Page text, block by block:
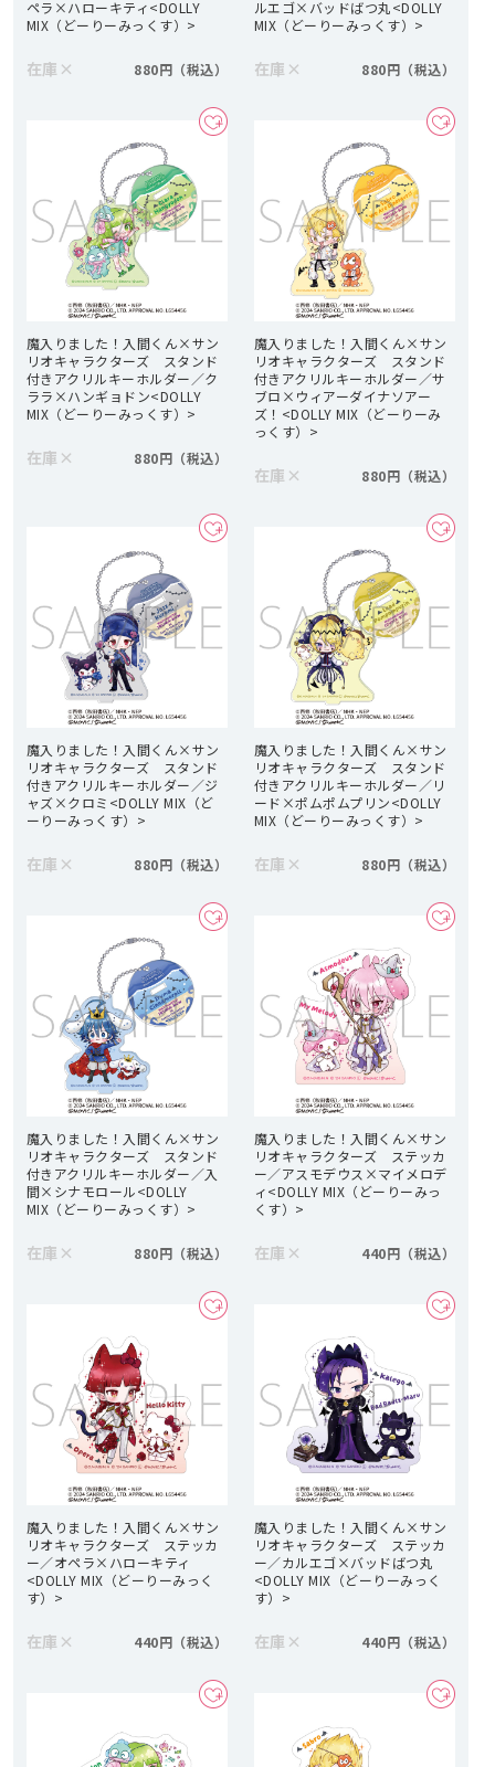
ペラ×ハローキティ<DOLLY
MIX（どーりーみっくす）>
在庫 × 880円
ルエゴ×バッドばつ丸<DOLLY
MIX（どーりーみっくす）>
在庫 × 880円
魔入りました！入間くん×サン
リオキャラクターズ スタンド
付きアクリルキーホルダー／ク
ララ×ハンギョドン<DOLLY
MIX（どーりーみっくす）>
在庫 × 880円
魔入りました！入間くん×サン
リオキャラクターズ スタンド
付きアクリルキーホルダー／サ
ブロ×ウィアーダイナソアー
ズ！<DOLLY MIX（どーりーみ
っくす）>
在庫 × 880円
魔入りました！入間くん×サン
リオキャラクターズ スタンド
付きアクリルキーホルダー／ジ
ャズ×クロミ<DOLLY MIX（ど
ーりーみっくす）>
在庫 × 880円
魔入りました！入間くん×サン
リオキャラクターズ スタンド
付きアクリルキーホルダー／リ
ード×ポムポムプリン<DOLLY
MIX（どーりーみっくす）>
在庫 × 880円
魔入りました！入間くん×サン
リオキャラクターズ スタンド
付きアクリルキーホルダー／入
間×シナモロール<DOLLY
MIX（どーりーみっくす）>
在庫 × 880円
魔入りました！入間くん×サン
リオキャラクターズ ステッカ
ー／アスモデウス×マイメロデ
ィ<DOLLY MIX（どーりーみっ
くす）>
在庫 × 440円
魔入りました！入間くん×サン
リオキャラクターズ ステッカ
ー／オペラ×ハローキティ
<DOLLY MIX（どーりーみっく
す）>
在庫 × 440円
魔入りました！入間くん×サン
リオキャラクターズ ステッカ
ー／カルエゴ×バッドばつ丸
<DOLLY MIX（どーりーみっく
す）>
在庫 × 440円